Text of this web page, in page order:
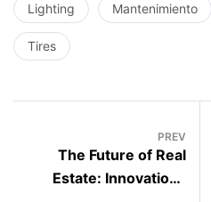
Lighting Mantenimiento
Tires
PREV
The Future of Real
Estate: Innovations